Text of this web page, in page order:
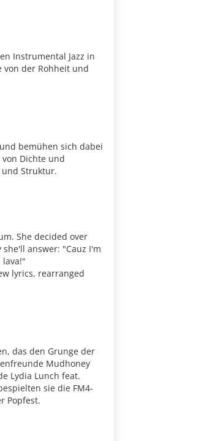
Instrumental Jazz in
von der Rohheit und
bemühen sich dabei
Dichte und
Struktur.
She decided over
answer: "Cauz I'm
lava!"
lyrics, rearranged
das den Grunge der
Mudhoney
Lydia Lunch feat.
sie die FM4-
Popfest.